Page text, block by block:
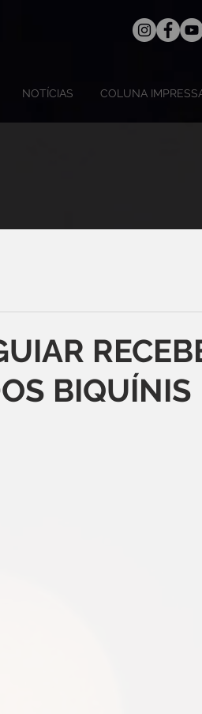
NOTÍCIAS COLUNA
BIQUÍNIS